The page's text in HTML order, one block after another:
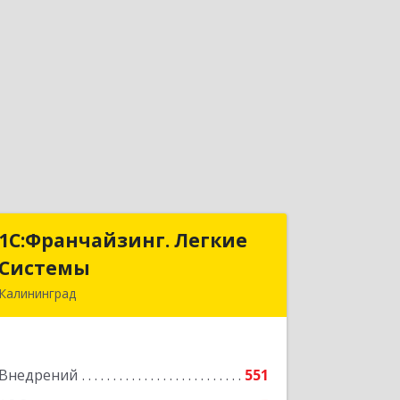
1С:Франчайзинг. Легкие
Системы
Калининград
Внедрений
551
1С:Франчайзинг. Легкие